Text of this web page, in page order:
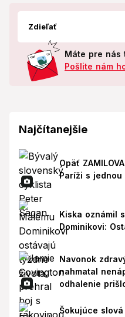
Zdieľať
Máte pre nás
Pošlite nám
Najčítanejšie
Opäť
Paríži s jednou
Kiska oznámil
Dominikovi:
Navonok
nahmatal
odhalenie
Šokujúce